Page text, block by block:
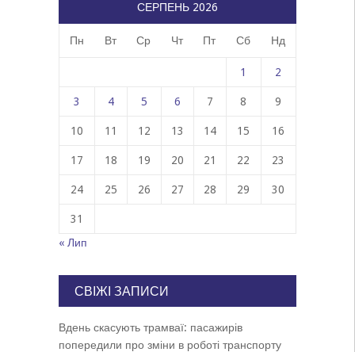
СЕРПЕНЬ 2026
Пн Вт Ср Чт Пт Сб Нд
1 2
3 4 5 6 7 8 9
10 11 12 13 14 15 16
17 18 19 20 21 22 23
24 25 26 27 28 29 30
31
« Лип
СВІЖІ ЗАПИСИ
Вдень скасують трамваї: пасажирів
попередили про зміни в роботі транспорту